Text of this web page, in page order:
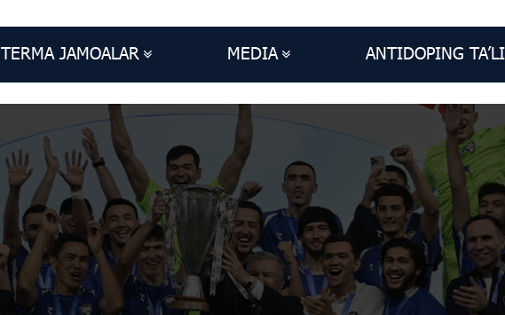
TERMA JAMOALAR MEDIA ANTIDOPING